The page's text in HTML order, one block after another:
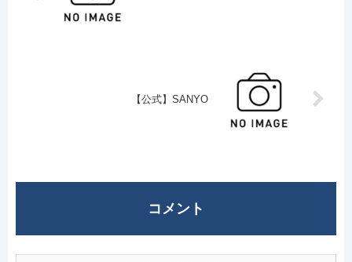
【公式】SANYO
コメント